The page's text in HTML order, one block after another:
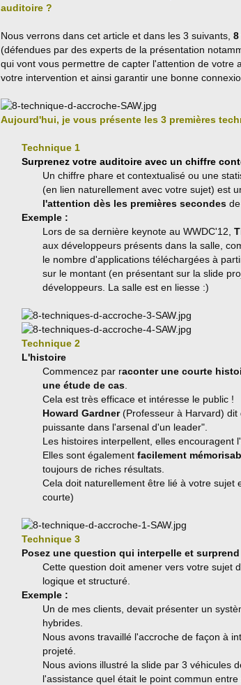
auditoire ?
Nous verrons dans cet article et dans les 3 suivants,
(défendues par des experts de la présentation
qui vont vous permettre de capter l'attention de votre
votre intervention et ainsi garantir une bonne
Aujourd'hui, je vous présente les 3 premières
Technique 1
Surprenez votre auditoire avec un chiffre
Un chiffre phare et contextualisé ou une
(en lien naturellement avec votre sujet) est
l'attention dès les premières secondes
Exemple :
Lors de sa dernière keynote au WWDC'12,
aux développeurs présents dans la salle,
le nombre d'applications téléchargées à
sur le montant (en présentant sur la slide
développeurs. La salle est en liesse :)
Technique 2
L'histoire
Commencez par raconter une courte
une étude de cas
Cela est très efficace et intéresse le public !
Howard Gardner(Professeur à Harvard) dit
puissante dans l'arsenal d'un leader".
Les histoires interpellent, elles encouragent
Elles sont également facilement
toujours de riches résultats.
Cela doit naturellement être lié à votre sujet
courte)
Technique 3
Posez une question qui interpelle et
Cette question doit amener vers votre sujet
logique et structuré.
Exemple :
Un de mes clients, devait présenter un
hybrides.
Nous avons travaillé l'accroche de façon à
projeté.
Nous avions illustré la slide par 3 véhicules
l'assistance quel était le point commun